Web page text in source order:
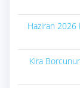
Haziran 2026
Kira